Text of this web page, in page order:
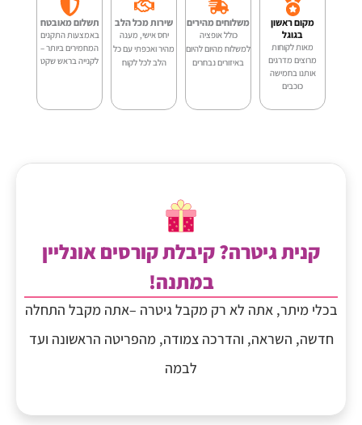
מקום ראשון
בגוגל
מאות לקוחות
מרוצים מדרגים
אותנו בחמישה
כוכבים
משלוחים מהירים
כולל אופציה
למשלוח מהיום להיום
באיזורים נבחרים
שירות מכל הלב
יחס אישי, מענה
מהיר ואכפתי עם כל
הלב לכל לקוח
תשלום מאובטח
באמצעות התקנים
המחמירים ביותר –
לקנייה בראש שקט
קנית גיטרה? קיבלת קורסים אונליין
במתנה!
בכלי מיתר, אתה לא רק מקבל גיטרה –אתה מקבל התחלה
חדשה, השראה, והדרכה צמודה, מהפריטה הראשונה ועד
לבמה